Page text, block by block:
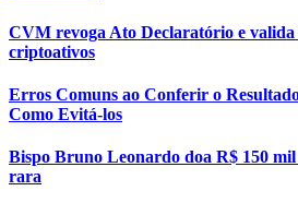
CVM revoga Ato Declaratório e
criptoativos
Erros Comuns ao Conferir o
Como Evitá-los
Bispo Bruno Leonardo doa R$ 150 mil
rara